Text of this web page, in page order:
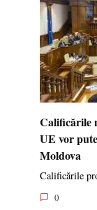
Calificările
UE vor
Moldova
Calificările
0